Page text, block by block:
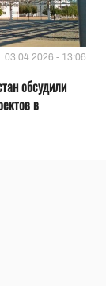
03.04.2026 - 13:06
обсудили
в